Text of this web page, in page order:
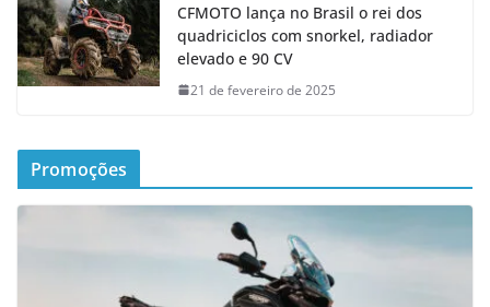
CFMOTO lança no Brasil o rei dos
quadriciclos com snorkel, radiador
elevado e 90 CV
21 de fevereiro de 2025
Promoções